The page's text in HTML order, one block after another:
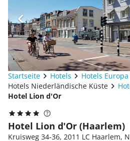
Startseite Hotels Hotels Europa
Hotels Niederländische Küste
Hotel Lion d'Or
Hotel Lion d'Or (Haarlem)
Kruisweg 34-36, 2011 LC Haarlem,